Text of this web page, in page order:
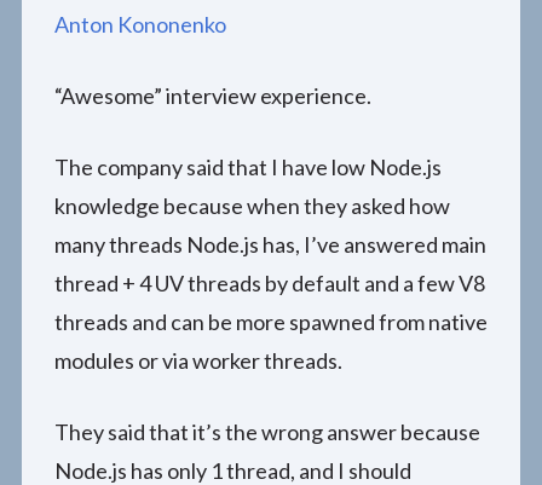
Anton Kononenko
“Awesome” interview experience.
The company said that I have low Node.js
knowledge because when they asked how
many threads Node.js has, I’ve answered main
thread + 4 UV threads by default and a few V8
threads and can be more spawned from native
modules or via worker threads.
They said that it’s the wrong answer because
Node.js has only 1 thread, and I should